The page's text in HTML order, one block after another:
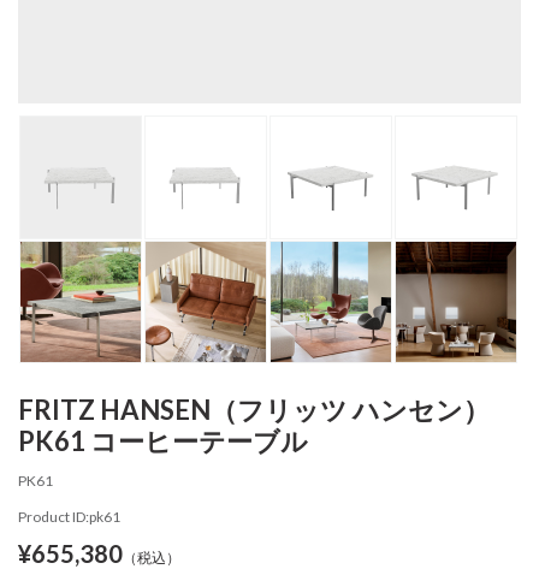
FRITZ HANSEN（フリッツ ハンセン）
PK61 コーヒーテーブル
PK61
Product ID:pk61
¥655,380 （税込）